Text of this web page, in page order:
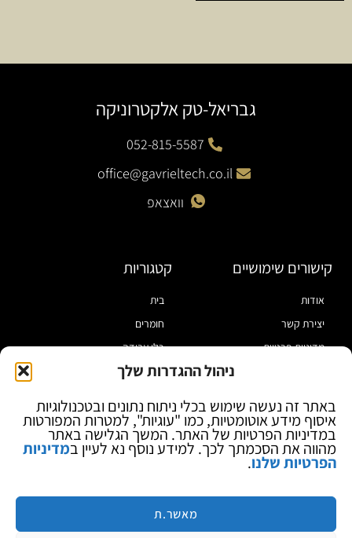
ניהול ההגדרות שלך
באתר זה נעשה שימוש בכלי ניתוח נתונים ובטכנולוגיות
איסוף מידע אוטומטיות, כמו "עוגיות", למטרות המפורטות
במדיניות הפרטיות של האתר. המשך הגלישה באתר
מהווה את הסכמתך לכך. למידע נוסף נא לעיין במדיניות
הפרטיות שלנו.
מאשר.ת
גבריאל-טק אלקטרוניקה
052-815-5587
office@gavrieltech.co.il
וואצאפ
קישורים שימושיים
אודות
יצירת קשר
מדיניות פרטיות
בלוג
קטגוריות
בית
חומרים
כלי עבודה
מוצרי הלחמה
ספקי כח ומודדים
ציוד אופטי להגדלה
מותגים